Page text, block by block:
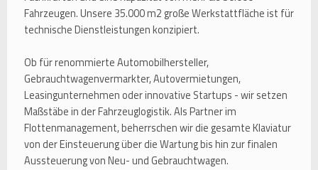
Fahrzeugen. Unsere 35.000 m2 große Werkstattfläche ist für
technische Dienstleistungen konzipiert.
Ob für renommierte Automobilhersteller,
Gebrauchtwagenvermarkter, Autovermietungen,
Leasingunternehmen oder innovative Startups - wir setzen
Maßstäbe in der Fahrzeuglogistik. Als Partner im
Flottenmanagement, beherrschen wir die gesamte Klaviatur
von der Einsteuerung über die Wartung bis hin zur finalen
Aussteuerung von Neu- und Gebrauchtwagen.